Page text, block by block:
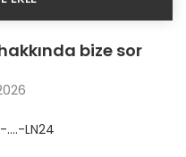
bize sor
....-LN24